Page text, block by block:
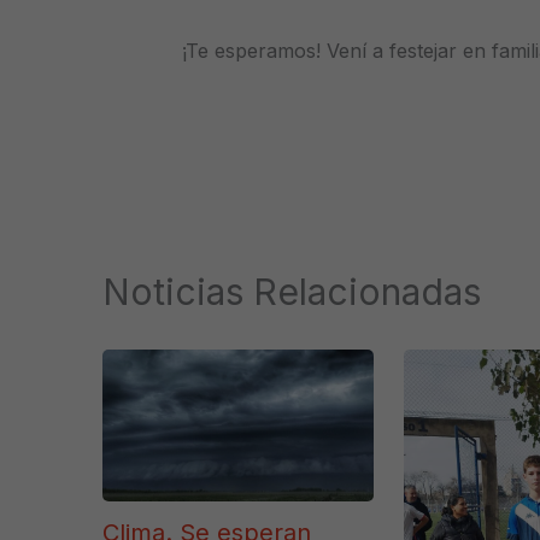
¡Te esperamos! Vení a festejar en
Noticias Relacionadas
Clima. Se esperan